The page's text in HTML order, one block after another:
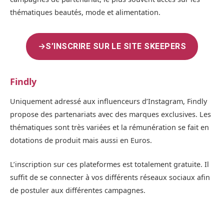
thématiques beautés, mode et alimentation.
→S’INSCRIRE SUR LE SITE SKEEPERS
Findly
Uniquement adressé aux influenceurs d’Instagram, Findly
propose des partenariats avec des marques exclusives. Les
thématiques sont très variées et la rémunération se fait en
dotations de produit mais aussi en Euros.
L’inscription sur ces plateformes est totalement gratuite. Il
suffit de se connecter à vos différents réseaux sociaux afin
de postuler aux différentes campagnes.